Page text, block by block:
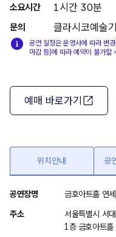
소요시간 1시간 30분
문의 클라시코예
공연 일정은 운영사에 따라 변
마감 등)에 따라 예약이 불가할
예매 바로가기
위치안내 공
위
치
공연장명 금호아트홀 연세
주소
서울특별시 서
1층 금호아트홀